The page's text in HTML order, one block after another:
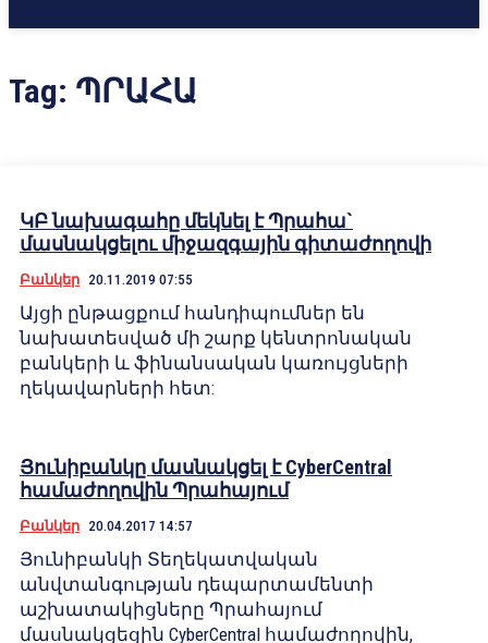
Tag: ՊՐԱՀԱ
ԿԲ նախագահը մեկնել է Պրահա`
մասնակցելու միջազգային գիտաժողովի
Բանկեր 20.11.2019 07:55
Այցի ընթացքում հանդիպումներ են
նախատեսված մի շարք կենտրոնական
բանկերի և ֆինանսական կառույցների
ղեկավարների հետ:
Յունիբանկը մասնակցել է CyberCentral
համաժողովին Պրահայում
Բանկեր 20.04.2017 14:57
Յունիբանկի Տեղեկատվական
անվտանգության դեպարտամենտի
աշխատակիցները Պրահայում
մասնակցեցին CyberCentral համաժողովին,